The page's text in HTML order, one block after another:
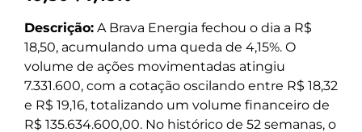
Descrição: A Brava Energia fechou o dia a R$
18,50, acumulando uma queda de 4,15%. O
volume de ações movimentadas atingiu
7.331.600, com a cotação oscilando entre R$ 18,32
e R$ 19,16, totalizando um volume financeiro de
R$ 135.634.600,00. No histórico de 52 semanas, o